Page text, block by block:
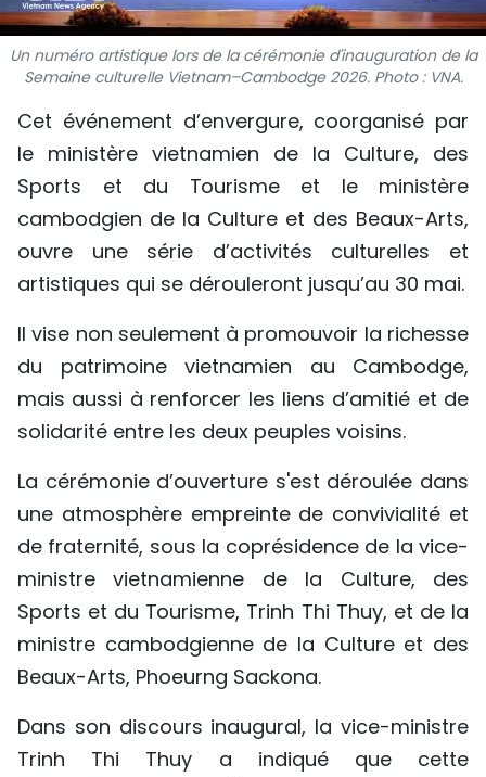
INFOGRAPHIE
PHOTO
VIDÉO
À PROPOS DU "PEUPLE"
TIẾNG VIỆT
中文
РУССКИЙ
ESPAÑOL
Un numéro artistique lors de la cérémonie d'inauguration de la
Semaine culturelle Vietnam–Cambodge 2026. Photo : VNA.
Cet événement d’envergure, coorganisé par
le ministère vietnamien de la Culture, des
Sports et du Tourisme et le ministère
cambodgien de la Culture et des Beaux-Arts,
ouvre une série d’activités culturelles et
artistiques qui se dérouleront jusqu’au 30 mai.
Il vise non seulement à promouvoir la richesse
du patrimoine vietnamien au Cambodge,
mais aussi à renforcer les liens d’amitié et de
solidarité entre les deux peuples voisins.
La cérémonie d’ouverture s'est déroulée dans
une atmosphère empreinte de convivialité et
de fraternité, sous la coprésidence de la vice-
ministre vietnamienne de la Culture, des
Sports et du Tourisme, Trinh Thi Thuy, et de la
ministre cambodgienne de la Culture et des
Beaux-Arts, Phoeurng Sackona.
Dans son discours inaugural, la vice-ministre
Trinh Thi Thuy a indiqué que cette